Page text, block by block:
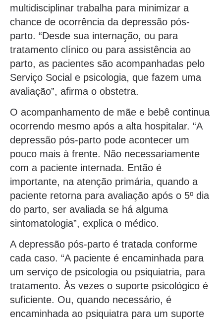
multidisciplinar trabalha para minimizar a
chance de ocorrência da depressão pós-
parto. “Desde sua internação, ou para
tratamento clínico ou para assistência ao
parto, as pacientes são acompanhadas pelo
Serviço Social e psicologia, que fazem uma
avaliação”, afirma o obstetra.
O acompanhamento de mãe e bebê continua
ocorrendo mesmo após a alta hospitalar. “A
depressão pós-parto pode acontecer um
pouco mais à frente. Não necessariamente
com a paciente internada. Então é
importante, na atenção primária, quando a
paciente retorna para avaliação após o 5º dia
do parto, ser avaliada se há alguma
sintomatologia”, explica o médico.
A depressão pós-parto é tratada conforme
cada caso. “A paciente é encaminhada para
um serviço de psicologia ou psiquiatria, para
tratamento. Às vezes o suporte psicológico é
suficiente. Ou, quando necessário, é
encaminhada ao psiquiatra para um suporte